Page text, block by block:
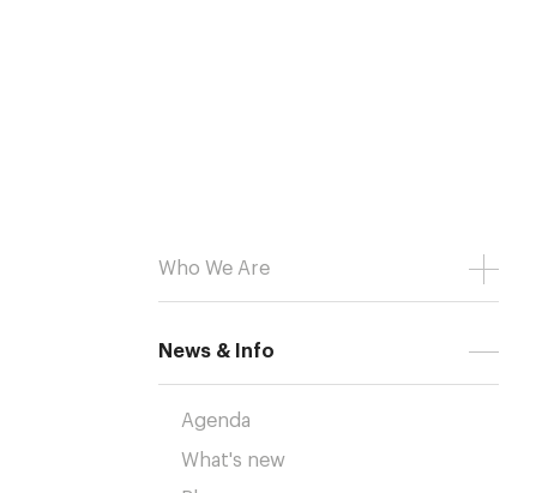
Who We Are
News & Info
Agenda
What's new